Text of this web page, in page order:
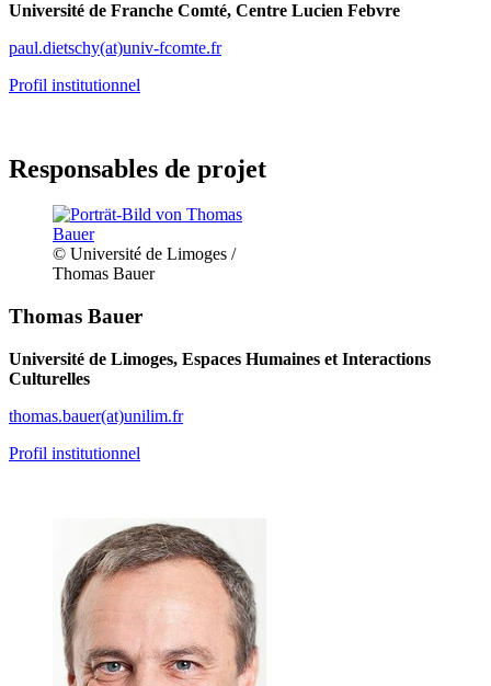
Université de Franche Comté, Centre Lucien Febvre
paul.dietschy(at)univ-fcomte.fr
Profil institutionnel
Responsables de projet
© Université de Limoges /
Thomas Bauer
Thomas Bauer
Université de Limoges, Espaces Humaines et Interactions
Culturelles
thomas.bauer(at)unilim.fr
Profil institutionnel